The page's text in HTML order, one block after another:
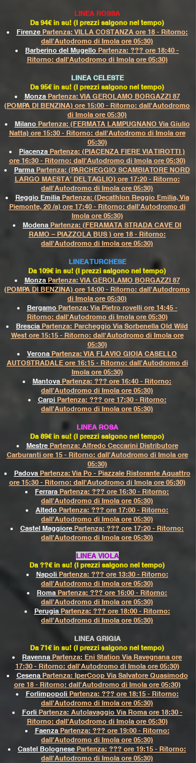
LINEA ROSSA
Da 94€ in su! (I prezzi salgono nel tempo)
Firenze Partenza: VILLA COSTANZA ore 18 - Ritorno:
dall'Autodromo di Imola ore 05:30)
Barberino del Mugello Partenza: ??? ore 18:40 -
Ritorno: dall'Autodromo di Imola ore 05:30)
LINEA CELESTE
Da 95€ in su! (I prezzi salgono nel tempo)
Monza Partenza: VIA GEROLAMO BORGAZZI 87
(POMPA DI BENZINA) ore 15:00 - Ritorno: dall'Autodromo
di Imola ore 05:30)
Milano Partenza: (FERMATA LAMPUGNANO Via Giulio
Natta) ore 15:30 - Ritorno: dall'Autodromo di Imola ore
05:30)
Piacenza Partenza: (PIACENZA FIERE VIA TIROTTI )
ore 16:30 - Ritorno: dall'Autodromo di Imola ore 05:30)
Parma Partenza: (PARCHEGGIO SCAMBIATORE NORD
LARGO MAESTA’ DEL TAGLIO) ore 17:20 - Ritorno:
dall'Autodromo di Imola ore 05:30)
Reggio Emilia Partenza: (Decathlon Reggio Emilia, Via
Piemonte, 20 /a) ore 17:40 - Ritorno: dall'Autodromo di
Imola ore 05:30)
Modena Partenza: (FERAMATA STRADA CAVE DI
RAMO – PIAZZOLA BUS ) ore 18 - Ritorno:
dall'Autodromo di Imola ore 05:30)
LINEA TURCHESE
Da 109€ in su! (I prezzi salgono nel tempo)
MonzaPartenza: VIA GEROLAMO BORGAZZI 87
(POMPA DI BENZINA) ore 14:00 - Ritorno: dall'Autodromo
di Imola ore 05:30)
Bergamo Partenza: Via Pietro rovelli ore 14:45 -
Ritorno: dall'Autodromo di Imola ore 05:30)
Brescia Partenza: Parcheggio Via Sorbenella Old Wild
West ore 15:15 - Ritorno: dall'Autodromo di Imola ore
05:30)
Verona Partenza: VIA FLAVIO GIOIA CASELLO
AUTOSTRADALE ore 16:15 - Ritorno: dall'Autodromo di
Imola ore 05:30)
Mantova Partenza: ??? ore 16:40 - Ritorno:
dall'Autodromo di Imola ore 05:30)
Carpi Partenza: ??? ore 17:30 - Ritorno:
dall'Autodromo di Imola ore 05:30)
LINEA ROSA
Da 89€ in su! (I prezzi salgono nel tempo)
Mestre Partenza: Alfredo Ceccarini Distributore
Carburanti ore 15 - Ritorno: dall'Autodromo di Imola ore
05:30)
Padova Partenza: Via Po - Piazzale Ristorante Aquattro
ore 15:30 - Ritorno: dall'Autodromo di Imola ore 05:30)
Ferrara Partenza: ??? ore 16:30 - Ritorno:
dall'Autodromo di Imola ore 05:30)
Altedo Partenza: ??? ore 17:00 - Ritorno:
dall'Autodromo di Imola ore 05:30)
Castel Maggiore Partenza: ??? ore 17:20 - Ritorno:
dall'Autodromo di Imola ore 05:30)
LINEA VIOLA
Da ??€ in su! (I prezzi salgono nel tempo)
Napoli Partenza: ??? ore 13:30 - Ritorno:
dall'Autodromo di Imola ore 05:30)
Roma Partenza: ??? ore 16:00 - Ritorno:
dall'Autodromo di Imola ore 05:30)
Perugia Partenza: ??? ore 18:00 - Ritorno:
dall'Autodromo di Imola ore 05:30)
LINEA GRIGIA
Da 71€ in su! (I prezzi salgono nel tempo)
Ravenna Partenza: Eni Station Via Ravegnana ore
17:30 - Ritorno: dall'Autodromo di Imola ore 05:30)
Cesena Partenza: IperCoop Via Salvatore Quasimodo
ore 18 - Ritorno: dall'Autodromo di Imola ore 05:30)
Forlimpopoli Partenza: ??? ore 18:15 - Ritorno:
dall'Autodromo di Imola ore 05:30)
Forli Partenza: Autolavaggio Via Roma ore 18:30 -
Ritorno: dall'Autodromo di Imola ore 05:30)
Faenza Partenza: ??? ore 19:00 - Ritorno:
dall'Autodromo di Imola ore 05:30)
Castel Bolognese Partenza: ??? ore 19:15 - Ritorno:
dall'Autodromo di Imola ore 05:30)